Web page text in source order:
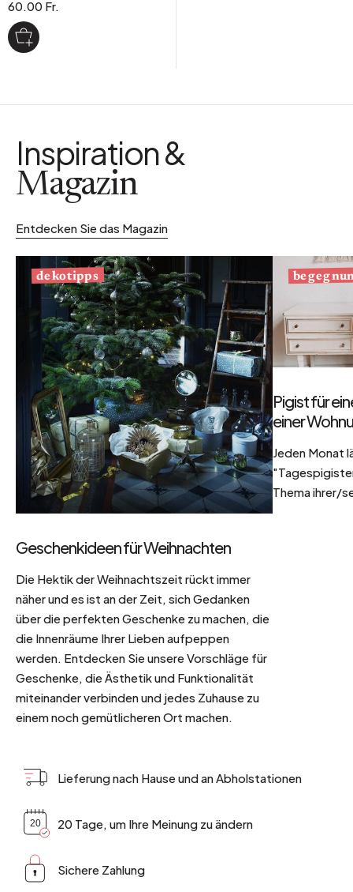
60.00 Fr.
Inspiration &
Magazin
Entdecken Sie das Magazin
dekotipps
Geschenkideen für Weihnachten
Die Hektik der Weihnachtszeit rückt immer
näher und es ist an der Zeit, sich Gedanken
über die perfekten Geschenke zu machen, die
die Innenräume Ihrer Lieben aufpeppen
werden. Entdecken Sie unsere Vorschläge für
Geschenke, die Ästhetik und Funktionalität
miteinander verbinden und jedes Zuhause zu
einem noch gemütlicheren Ort machen.
Pigist für
einer
Jeden Monat
Thema ihrer/
Lieferung nach Hause und an Abholstationen
20 Tage, um Ihre Meinung zu ändern
Sichere Zahlung